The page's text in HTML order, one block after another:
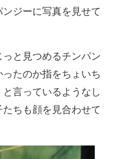
ジーに写真を見せて
と見つめるチンパン
たのか指をちょいち
言っているようなし
ちも顔を見合わせて